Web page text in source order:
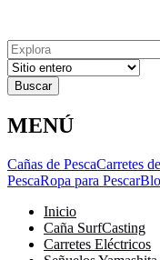
Resultados
para
MENÚ
Cañas de PescaCarretes
PescaRopa para Pescar
Inicio
Caña SurfCasting
Carretes Eléctricos